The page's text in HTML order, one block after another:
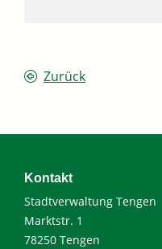
Zurück
Kontakt
Stadtverwaltung Tengen
Marktstr. 1
78250 Tengen